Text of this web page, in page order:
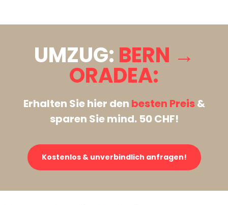
UMZUG: BERN →
ORADEA:
Erhalten Sie hier den besten Preis&
sparen Sie mind. 50 CHF!
Kostenlos & unverbindlich anfragen!